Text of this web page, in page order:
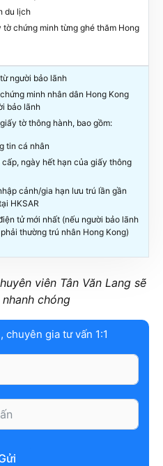
du lịch
tờ chứng minh từng ghé thăm Hong
người bảo lãnh
minh nhân dân Hong Kong
bảo lãnh
tờ thông hành, bao gồm:
tin cá nhân
cấp, ngày hết hạn của giấy thông
cảnh/gia hạn lưu trú lần gần
HKSAR
tử mới nhất (nếu người bảo lãnh
thường trú nhân Hong Kong)
viên Tân Văn Lang sẽ
chóng
gia tư vấn 1:1